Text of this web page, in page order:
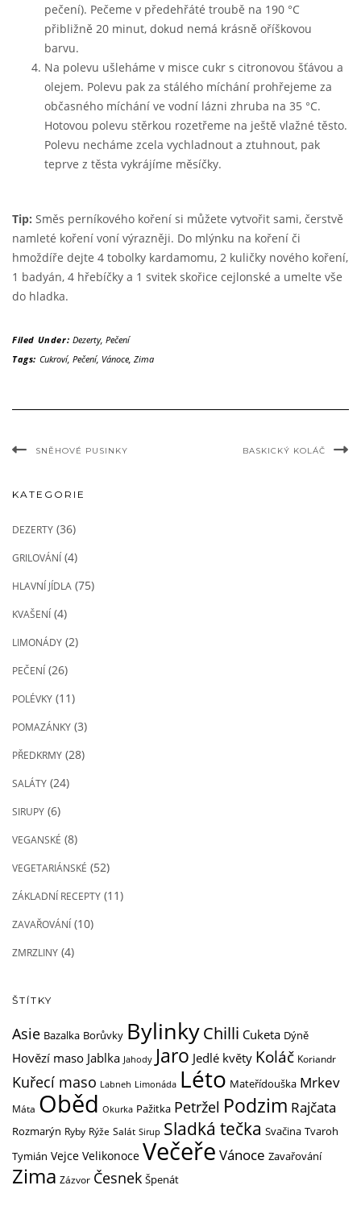
pečení). Pečeme v předehřáté troubě na 190 °C
přibližně 20 minut, dokud nemá krásně oříškovou
barvu.
Na polevu ušleháme v misce cukr s citronovou šťávou a
olejem. Polevu pak za stálého míchání prohřejeme za
občasného míchání ve vodní lázni zhruba na 35 °C.
Hotovou polevu stěrkou rozetřeme na ještě vlažné těsto.
Polevu necháme zcela vychladnout a ztuhnout, pak
teprve z těsta vykrájíme měsíčky.
Tip: Směs perníkového koření si můžete vytvořit sami, čerstvě
namleté koření voní výrazněji. Do mlýnku na koření či
hmoždíře dejte 4 tobolky kardamomu, 2 kuličky nového koření,
1 badyán, 4 hřebíčky a 1 svitek skořice cejlonské a umelte vše
do hladka.
Filed Under: Dezerty, Pečení
Tags: Cukroví, Pečení, Vánoce, Zima
SNĚHOVÉ PUSINKY BASKICKÝ KOLÁČ
KATEGORIE
DEZERTY (36)
GRILOVÁNÍ (4)
HLAVNÍ JÍDLA (75)
KVAŠENÍ (4)
LIMONÁDY (2)
PEČENÍ (26)
POLÉVKY (11)
POMAZÁNKY (3)
PŘEDKRMY (28)
SALÁTY (24)
SIRUPY (6)
VEGANSKÉ (8)
VEGETARIÁNSKÉ (52)
ZÁKLADNÍ RECEPTY (11)
ZAVAŘOVÁNÍ (10)
ZMRZLINY (4)
ŠTÍTKY
Asie Bazalka Borůvky BylinkyChilli Cuketa Dýně
Hovězí maso Jablka Jahody Jaro Jedlé květy Koláč Koriandr
Kuřecí maso Labneh Limonáda Léto Mateřídouška Mrkev
Máta Oběd Okurka Pažitka Petržel Podzim Rajčata
Rozmarýn Ryby Rýže Salát Sirup Sladká tečka Svačina Tvaroh
Tymián Vejce Velikonoce Večeře Vánoce Zavařování
Zima Zázvor Česnek Špenát